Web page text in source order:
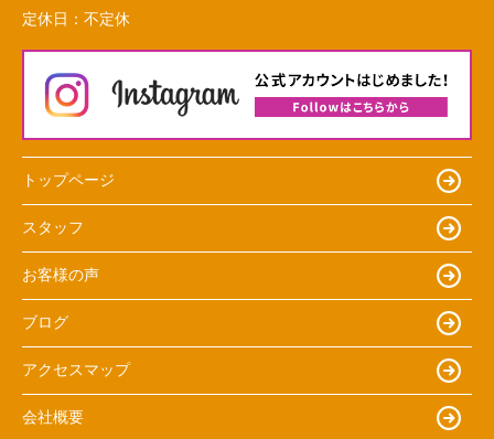
定休日： 不定休
トップページ
スタッフ
お客様の声
ブログ
アクセスマップ
会社概要